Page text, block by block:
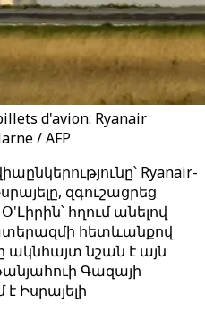
d'avion: Ryanair
/ AFP
Ryanair-
զգուշացրեց
հղում անելով
հետևանքով
նշան է այն
Գազայի
Իսրայելի